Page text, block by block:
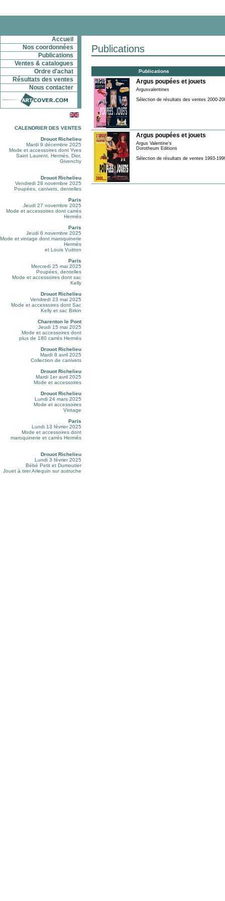
Accueil
Nos coordonnées
Publications
Ventes & catalogues
Ordre d'achat
Résultats des ventes
Nous contacter
CALENDRIER DES VENTES
Drouot Richelieu
Mardi 9 décembre 2025
Mode et accessoires dont Yves
Saint Laurent, Hermès, Dior,
Givenchy
Drouot Richelieu
Vendredi 28 novembre 2025
Poupées, canivets, dentelles
Paris
Jeudi 27 novembre 2025
Mode et accessoires dont carrés
Hermès
Paris
Jeudi 6 novembre 2025
Mode et vintage dont maroquinerie
Hermès
et Louis Vuitton
Paris
Mercredi 25 mai 2025
Poupées, dentelles
Mode et accessoires dont sac
Kelly
Drouot Richelieu
Vendredi 23 mai 2025
Mode et accessoires dont Sac
Kelly et sac Birkin
Charenton le Pont
Jeudi 15 mai 2025
Mode et accessoires dont
plus de 180 carrés Hermès
Drouot Richelieu
Mardi 8 avril 2025
Collection de canivets
Drouot Richelieu
Mardi 1er avril 2025
Mode et accessoires
Drouot Richelieu
Lundi 24 mars 2025
Mode et accessoires
Vintage
Paris
Lundi 13 février 2025
Mode et accessoires dont
maroquinerie et carrés Hermès
Drouot Richelieu
Lundi 3 février 2025
Bébé Petit et Dumoutier
Jouet à tirer Arlequin sur autruche
Publications
Publications
Argus poupées et jouets
Argusvalentines
Sélection de résultats des ventes 2000-
Argus poupées et jouets
Argus Valentine's
Dorotheum Editions
Sélection de résultats de ventes 1993-